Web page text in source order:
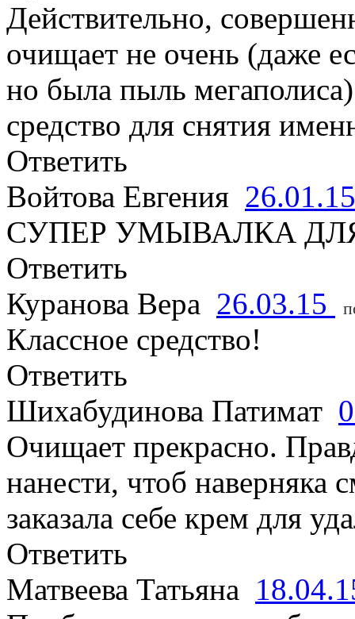
Действительно,
очищает не очень (даже
но была пыль
средство для снятия
Ответить
Войтова Евгения
СУПЕР УМЫВАЛКА
Ответить
Куранова Вера 26.03.15
Классное средство!
Ответить
Шихабудинова Патимат
Очищает прекрасно.
нанести, чтоб
заказала себе крем для
Ответить
Матвеева Татьяна